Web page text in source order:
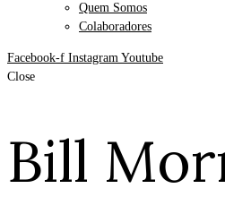
Quem Somos
Colaboradores
Facebook-f Instagram Youtube
Close
Bill